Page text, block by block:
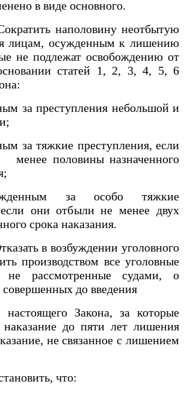
в виде основного.
наполовину неотбытую
лицам, осужденным к лишению
не подлежат освобождению от
статей 1, 2, 3, 4, 5, 6
за преступления небольшой и
за тяжкие преступления, если
половины назначенного
за особо тяжкие
если они отбыли не менее двух
срока наказания.
в возбуждении уголовного
производством все уголовные
рассмотренные судами, о
до введения
Закона, за которые
наказание до пяти лет лишения
не связанное с лишением
что: